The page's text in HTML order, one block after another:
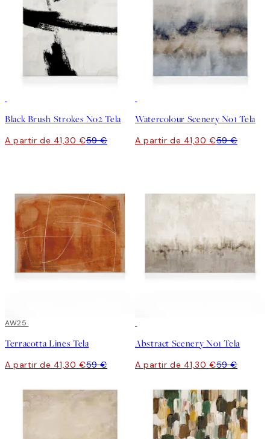
Black Brush Strokes No2 Tela
A partir de 41,30 €59 €
Watercolour Scenery No1 Tela
A partir de 41,30 €59 €
30%*
AW25
Terracotta Lines Tela
A partir de 41,30 €59 €
Abstract Scenery No1 Tela
A partir de 41,30 €59 €